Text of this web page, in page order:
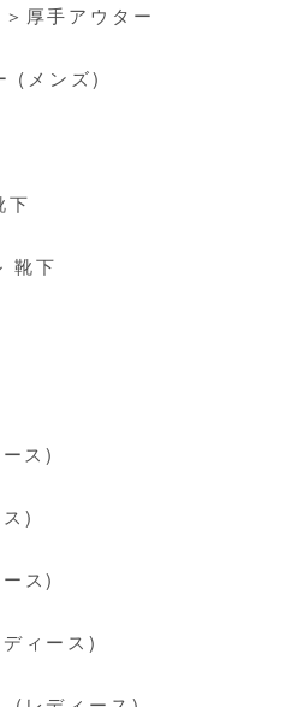
厚手アウター
(メンズ)
下
靴下
ス)
)
ス)
ィース)